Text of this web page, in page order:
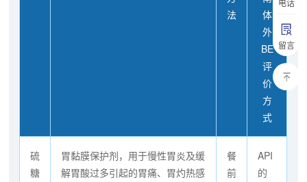
电话
留言
法
体
外
BE
评
价
方
式
硫
糖
胃黏膜保护剂，用于慢性胃炎及缓
解胃酸过多引起的胃痛、胃灼热感
餐
前
API
的